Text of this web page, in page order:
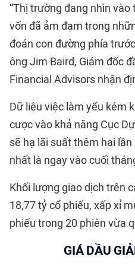
“Thị trường đang nhìn
vốn đã ảm đạm trong
đoán con đường phía
ông Jim Baird, Giám đốc
Financial Advisors nhận
Dữ liệu việc làm yếu kém
cược vào khả năng Cục
sẽ hạ lãi suất thêm hai
nhất là ngay vào cuối
Khối lượng giao dịch trên
18,77 tỷ cổ phiếu, xấp xỉ
phiếu trong 20 phiên vừa
GIÁ DẦU